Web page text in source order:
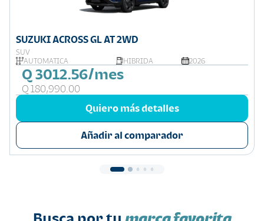
SUZUKI ACROSS GL AT 2WD
SUV
AUTOMÁTICA
HIBRIDA 2026
Q 3012.56/mes
Q 180,990.00
Quiero más detalles
Añadir al comparador